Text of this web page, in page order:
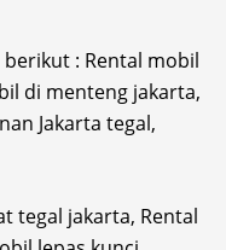
: Rental mobil
di menteng jakarta,
Jakarta tegal,
tegal jakarta, Rental